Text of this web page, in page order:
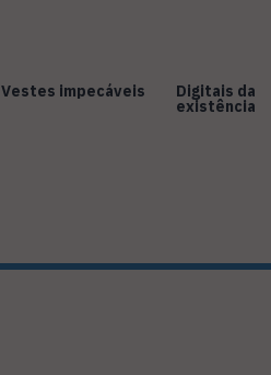
Vestes impecáveis Digitais da
existência